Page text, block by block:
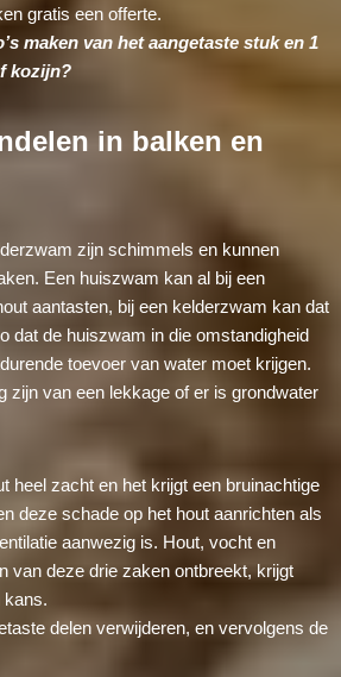
gratis een offerte.
maken van het aangetaste stuk en 1
kozijn?
in balken en
zijn schimmels en kunnen
Een huiszwam kan al bij een
aantasten, bij een kelderzwam kan dat
dat de huiszwam in die omstandigheid
toevoer van water moet krijgen.
zijn van een lekkage of er is grondwater
heel zacht en het krijgt een bruinachtige
deze schade op het hout aanrichten als
aanwezig is. Hout, vocht en
van deze drie zaken ontbreekt, krijgt
kans.
delen verwijderen, en vervolgens de